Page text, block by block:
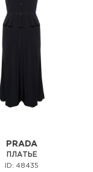
PRADA
ПЛАТЬЕ
ID: 48435